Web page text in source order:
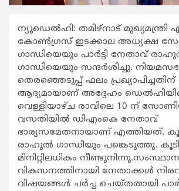
ന്യൂഡെല്‍ഹി: തമിഴ്നാട് മുഖ്യമന്ത്രി
കോണ്‍ഗ്രസ് ഇടക്കാല അധ്യക്ഷ
ഗാന്ധിയെയും പാര്‍ട്ടി നേതാവ്
ഗാന്ധിയെയും സന്ദര്‍ശിച്ചു.
തെരഞ്ഞെടുപ്പ് ഫലം
ആദ്യമായാണ് അദ്ദേഹം
വെള്ളിയാഴ്ച രാവിലെ 10 ന്
വസതിയില്‍ ഡിഎംകെ നേതാവ്
ഭാര്യസമേതനായാണ് എത്തിയത്.
രാഹുല്‍ ഗാന്ധിയും പങ്കെടുത്തു.
മിനിറ്റിലധികം
വികസനത്തിനായി നേതാക്കള്‍
വിഷയങ്ങള്‍ ചര്‍ച്ച ചെയ്തതായി